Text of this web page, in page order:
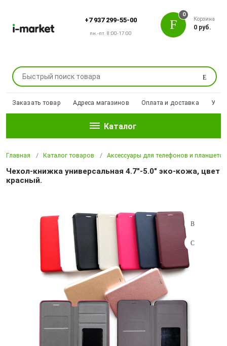
+7 937 299-55-00
пн.-пт. 8:00-17:00
Поиск
0
Корзина
0 руб.
Заказать товар Адреса магазинов Оплата и доставка
Каталог
Главная Каталог товаров Аксессуары для телефонов и планшетов
Чехол-книжка универсальная 4.7"-5.0" эко-кожа, цвет
красный.